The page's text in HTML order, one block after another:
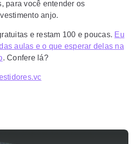
para você entender os
anjo.
e restam 100 e poucas. Eu
aulas e o que esperar delas na
. Confere lá?